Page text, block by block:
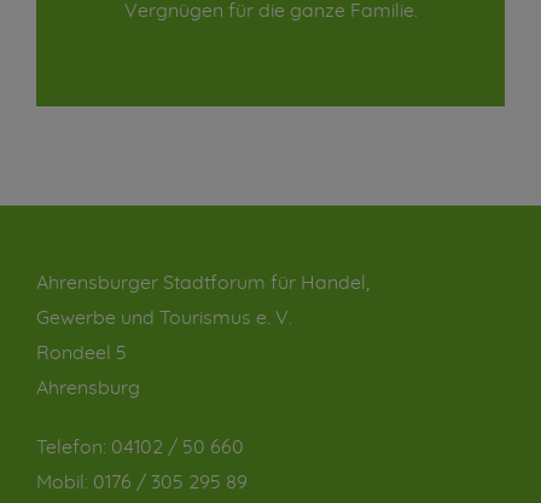
Vergnügen für die ganze Familie.
Ahrensburger Stadtforum für Handel,
Gewerbe und Tourismus e. V.
Rondeel 5
Ahrensburg
Telefon: 04102 / 50 660
Mobil: 0176 / 305 295 89